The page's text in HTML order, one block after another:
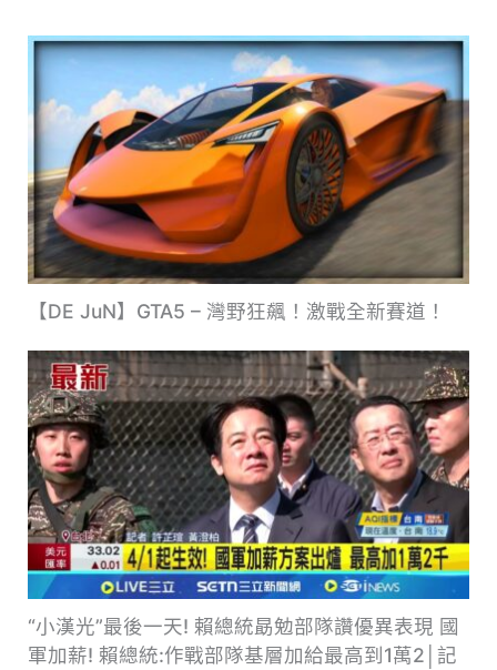
【DE JuN】GTA5 – 灣野狂飆！激戰全新賽道！
“小漢光”最後一天! 賴總統勗勉部隊讚優異表現 國
軍加薪! 賴總統:作戰部隊基層加給最高到1萬2│記